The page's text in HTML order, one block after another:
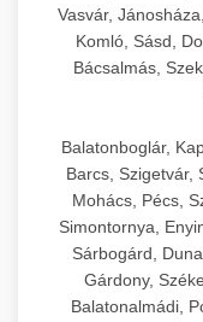
Vasvár,
Komló, Sásd,
Bácsalmás,
Balatonboglár,
Barcs, Szigetvár,
Mohács, Pécs,
Simontornya,
Sárbogárd,
Gárdony,
Balatonalmádi,